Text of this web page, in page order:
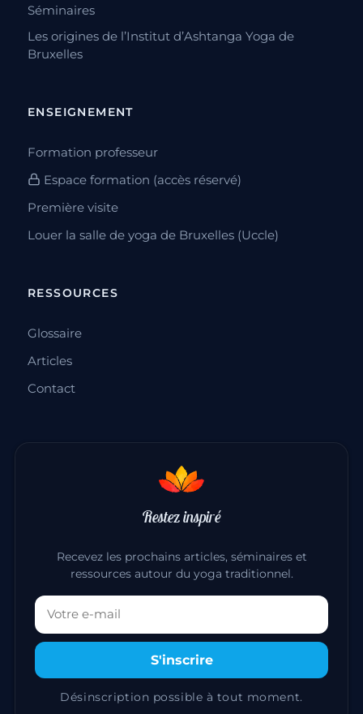
DakshinaChitra
DakshinaChitra est un musée d’histoire
vivante dédié au patrimoine et à la culture du
26 novembre 2014·màj 20 juillet 2026
SUR PLACE · GRÈCE
Que faire à l’île d’Andros ?
màj 20 juillet 2026